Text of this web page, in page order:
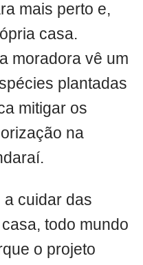
mais perto e,
casa.
moradora vê um
plantadas
mitigar os
na
a cuidar das
todo mundo
o projeto